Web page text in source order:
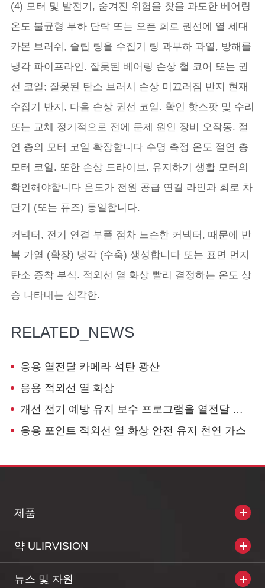
(4) 모터 및 발전기, 숨겨진 위험을 찾을 과도한 베어링
온도 불균형 부하 단락 또는 오픈 회로 권선에 열 세대
카본 브러쉬, 슬립 링을 수집기 링 과부하 과열, 방해를
냉각 파이프라인. 잘못된 베어링 손상 철 코어 또는 권
선 코일; 잘못된 탄소 브러시 손상 미끄러짐 반지 현재
수집기 반지, 다음 손상 권선 코일. 확인 핫스팟 및 수리
또는 교체 정기적으로 전에 문제 원인 장비 오작동. 절
연 층의 모터 코일 확장합니다 수명 측정 온도 절연 층
모터 코일. 또한 손상 드라이브. 유지하기 생활 모터의
확인해야합니다 온도가 전원 공급 연결 라인과 회로 차
단기 (또는 퓨즈) 동일합니다.
커넥터, 전기 연결 부품 점차 느슨한 커넥터, 때문에 반
복 가열 (확장) 냉각 (수축) 생성합니다 또는 표면 먼지
탄소 증착 부식. 적외선 열 화상 빨리 결정하는 온도 상
승 나타내는 심각한.
RELATED_NEWS
응용 열전달 카메라 석탄 광산
응용 적외선 열 화상
개선 전기 예방 유지 보수 프로그램을 열전달 카메라
응용 포인트 적외선 열 화상 안전 유지 천연 가스
제품
약 ULIRVISION
뉴스 및 자원